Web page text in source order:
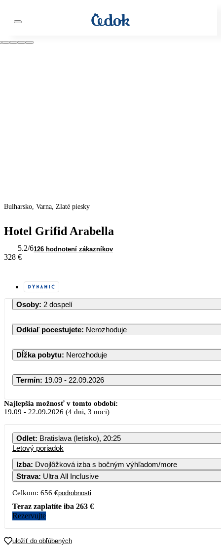
Bulharsko, Varna, Zlaté piesky
Hotel Grifid Arabella
5.2/6126 hodnotení zákazníkov
328 €
Osoby: 2 dospelí
Odkiaľ pocestujete: Nerozhoduje
Dĺžka pobytu: Nerozhoduje
Termín: 19.09 - 22.09.2026
Najlepšia možnosť v tomto období:
19.09 - 22.09.2026 (4 dni, 3 noci)
Odlet: Bratislava (letisko), 20:25
Letový poriadok
Izba: Dvojlôžková izba s bočným výhľadom/more
Strava: Ultra All Inclusive
Celkom: 656 €podrobnosti
Teraz zaplatíte iba 263 €
Rezervujte
uložiť do obľúbených